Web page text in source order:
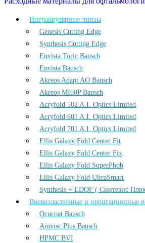
Интраокулярные линзы
Genesis Cutting Edge
Synthesis Cutting Edge
Envista Toric Bausch
Envista Bausch
Akreos Adapt AO Bausch
Akreos MI60P Bausch
Acryfold 502 A.I. Optics Limited
Acryfold 601 A.I. Optics Limited
Acryfold 701 A.I. Optics Limited
Ellis Galaxy Fold Center Fit
Ellis Galaxy Fold Center Fix
Ellis Galaxy Fold SuperPhob
Ellis Galaxy Fold UltraSmart
Synthesis + EDOF ( Синтезис
Вискоэластичные и ирригационные
Ocucoat Bausch
Amvisc Plus Bausch
HPMC BVI